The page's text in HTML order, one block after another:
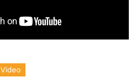
Vídeo